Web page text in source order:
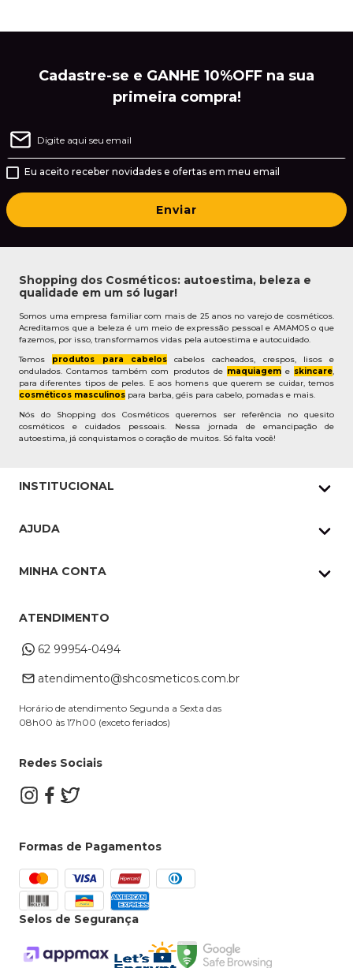
Cadastre-se e GANHE 10%OFF na sua
primeira compra!
Eu aceito receber novidades e ofertas em meu email
Enviar
Shopping dos Cosméticos: autoestima, beleza e
qualidade em um só lugar!
Somos uma empresa familiar com mais de 25 anos no varejo de cosméticos.
Acreditamos que a beleza é um meio de expressão pessoal e AMAMOS o que
fazemos, por isso, transformamos vidas pela autoestima e autocuidado.
Temos produtos para cabeloscabelos cacheados, crespos, lisos e
ondulados. Contamos também com produtos de maquiageme skincare,
para diferentes tipos de peles. E aos homens que querem se cuidar, temos
cosméticos masculinos para barba, géis para cabelo, pomadas e mais.
Nós do Shopping dos Cosméticos queremos ser referência no quesito
cosméticos e cuidados pessoais. Nessa jornada de emancipação de
autoestima, já conquistamos o coração de muitos. Só falta você!
INSTITUCIONAL
Pedidos Whatsapp
Cupons
AJUDA
Troca e Devoluções
Dúvidas Frequentes
MINHA CONTA
Alterar Cadastro
ATENDIMENTO
62 99954-0494
atendimento@shcosmeticos.com.br
Horário de atendimento Segunda a Sexta das
08h00 às 17h00 (exceto feriados)
Redes Sociais
Formas de Pagamentos
Selos de Segurança